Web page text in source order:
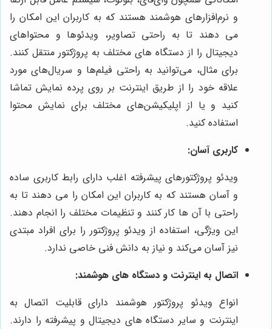
و نرم‌افزارهای هوشمند هستند که به کاربران این امکان را
می‌ دهند تا به راحتی تصاویر، ویدئوها و محتواهای
دیجیتال را از دستگاه‌ های مختلف به پروژکتور منتقل کنند.
برای مثال، می‌توانید به راحتی فیلم‌ها و سریال‌های مورد
علاقه خود را از طریق اینترنت بر روی پرده نمایش تماشا
کنید و یا از اپلیکیشن‌های مختلف برای نمایش محتوا
استفاده کنید.
کاربری آسان:
ویدئو پروژکتورهای پیشرفته اغلب دارای رابط کاربری ساده
و آسان هستند که به کاربران این امکان را می ‌دهند تا به
راحتی با آن‌ ها کار کنند و تنظیمات مختلف را انجام دهند.
این ویژگی، استفاده از ویدئو پروژکتور را برای افراد مبتدی
نیز آسان می‌کند و نیاز به دانش فنی خاصی ندارد.
اتصال به اینترنت و دستگاه ‌های هوشمند:
انواع ویدئو پروژکتور هوشمند دارای قابلیت اتصال به
اینترنت و سایر دستگاه‌ های دیجیتال و پیشرفته را دارند.